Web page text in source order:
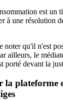
est un
à une résolution
noter qu'il n'est
ailleurs, le
porté devant la
plateforme